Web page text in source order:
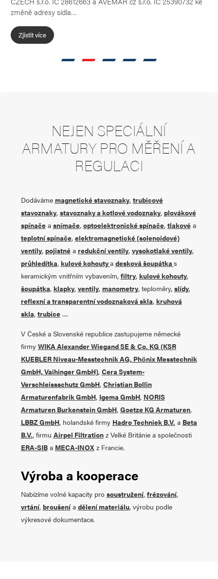
změně adresy sídla…
Zjistit více
NEJEN SPECIÁLNÍ
ARMATURY PRO MĚŘENÍ A
REGULACI
Dodáváme magnetické stavoznaky, trubicové
stavoznaky, stavoznaky a kotlové vodoznaky, plovákové
spínačea snímače, optoelektronické spínače, tlakovéa
teplotní spínače, elektromagnetické (solenoidové)
ventily, pojistnéa redukční ventily, vysokotlaké ventily,
průhledítka, kulové kohoutya desková šoupátka s
keramickým vnitřním vybavením, filtry, kulové kohouty,
šoupátka, klapky, ventily, manometry, teploměry, slídy,
reflexní a transparentní vodoznaková skla, kruhová
skla, trubice....
V České a Slovenské republice zastupujeme německé
firmy WIKA Alexander Wiegand SE & Co. KG (KSR
KUEBLER Niveau-Messtechnik AG, Phönix Messtechnik
GmbH, Vaihinger GmbH), Cera System-
Verschleissschutz GmbH, Christian Bollin
Armaturenfabrik GmbH, Igema GmbH, NORIS
Armaturen Burkenstein GmbH, Goetze KG Armaturen,
LBBZ GmbH, holandské firmy Hadro Techniek B.V. a Beta
B.V., firmu Airpel Filtrationz Velké Británie a společnosti
ERA-SIBa MECA-INOXz Francie.
Výroba a kooperace
Nabízíme volné kapacity pro soustružení, frézování,
vrtání, broušenía dělení materiálu, výrobu podle
výkresové dokumentace.